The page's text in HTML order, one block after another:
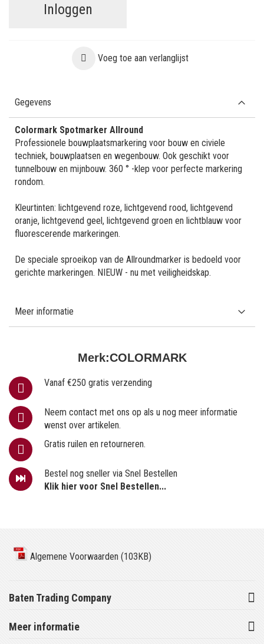
Inloggen
Voeg toe aan verlanglijst
Merk:COLORMARK
Vanaf €250 gratis verzending
Neem contact met ons op als u nog meer informatie
wenst over artikelen.
Gratis ruilen en retourneren.
Bestel nog sneller via Snel Bestellen
Klik hier voor Snel Bestellen...
Gegevens
Colormark Spotmarker Allround
Professionele bouwplaatsmarkering voor bouw en civiele
techniek, bouwplaatsen en wegenbouw. Ook geschikt voor
tunnelbouw en mijnbouw. 360 ° -klep voor perfecte markering
rondom.
Kleurtinten: lichtgevend roze, lichtgevend rood, lichtgevend
oranje, lichtgevend geel, lichtgevend groen en lichtblauw voor
fluorescerende markeringen.
De speciale sproeikop van de Allroundmarker is bedoeld voor
gerichte markeringen. NIEUW - nu met veiligheidskap.
Meer informatie
Algemene Voorwaarden (103KB)
Baten Trading Company
Meer informatie